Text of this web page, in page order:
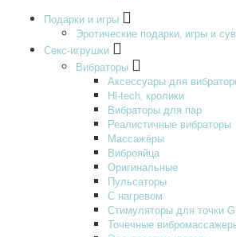
Подарки и игры
Эротические подарки‚ игры и
Секс-игрушки
Вибраторы
Аксессуары для
Hi-tech‚ кролики
Вибраторы для пар
Реалистичные вибраторы
Массажёры
Виброяйца
Оригинальные
Пульсаторы
С нагревом
Стимуляторы для точки G
Точечные